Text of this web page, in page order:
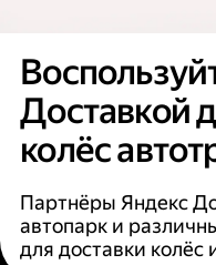
Доставкой
колёс
Партнёры Яндекс
автопарк и
для доставки колёс